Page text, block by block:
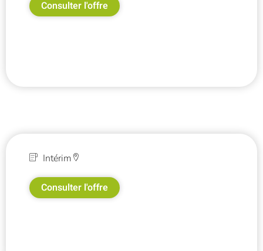
Consulter l'offre
Intérim
Consulter l'offre